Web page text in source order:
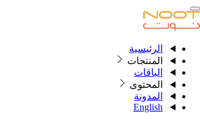
الرئيسية
المنتجات
الباقات
الرئيسية
المنتجات
الباقات
المحتوى
المدونة
English